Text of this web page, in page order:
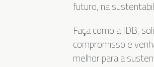
futuro, na
Faça como a IDB,
compromisso e
melhor para a